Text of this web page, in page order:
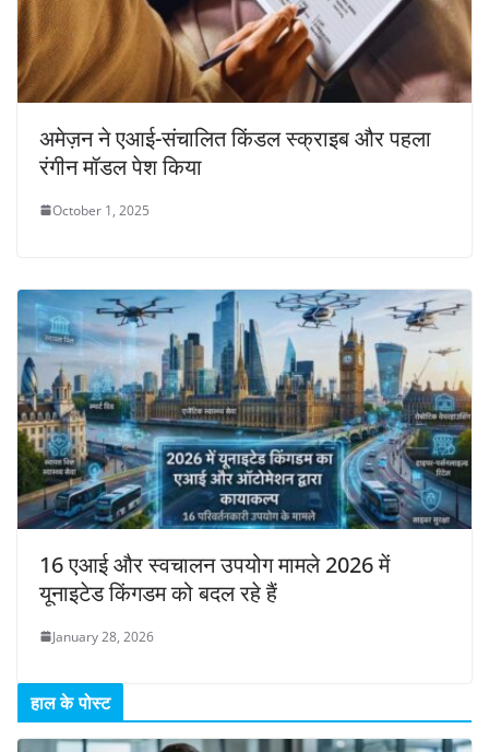
अमेज़न ने एआई-संचालित किंडल स्क्राइब और पहला
रंगीन मॉडल पेश किया
October 1, 2025
16 एआई और स्वचालन उपयोग मामले 2026 में
यूनाइटेड किंगडम को बदल रहे हैं
January 28, 2026
हाल के पोस्ट